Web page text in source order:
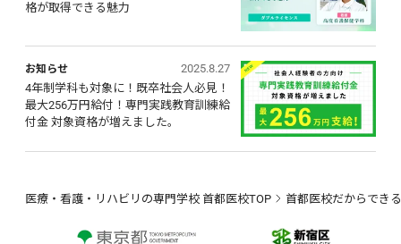
格が取得できる魅力
お知らせ
2025.8.27
4年制学科も対象に！既卒社会人必見！
最大256万円給付！専門実践教育訓練給
付金 対象資格が増えました。
医療・看護・リハビリの専門学校 首都医校TOP 首都医校だからでき